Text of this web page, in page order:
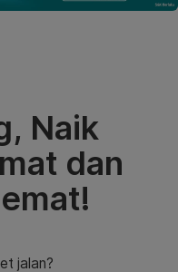
Naik
dan
jalan?